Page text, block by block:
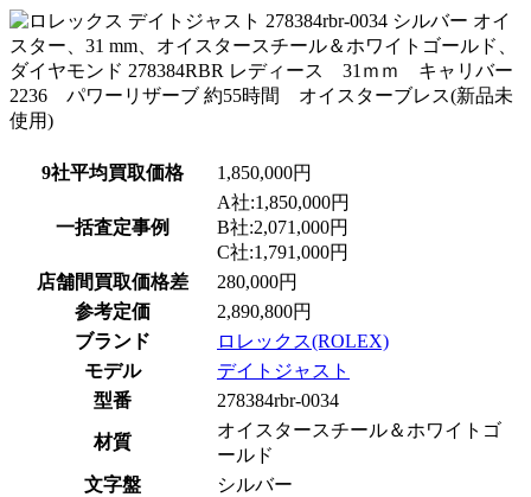
9社平均買取価格 1,850,000円
一括査定事例
A社:1,850,000円
B社:2,071,000円
C社:1,791,000円
店舗間買取価格差
280,000円
参考定価
2,890,800円
ブランド
ロレックス(ROLEX)
モデル
デイトジャスト
型番
278384rbr-0034
材質
オイスタースチール＆ホワイトゴ
ールド
文字盤
シルバー